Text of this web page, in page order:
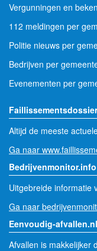
Vergunningen en
112 meldingen per
Politie nieuws per
Bedrijven per
Evenementen per
Altijd de meeste
Ga naar
Bedrijvenmonitor.info
Uitgebreide informatie
Ga naar
Eenvoudig-afvallen.nl
Afvallen is makkelijker